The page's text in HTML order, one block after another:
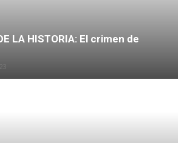
LA HISTORIA: El crimen de